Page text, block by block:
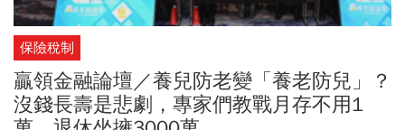
保險稅制
贏領金融論壇／養兒防老變「養老防兒」？
沒錢長壽是悲劇，專家們教戰月存不用1